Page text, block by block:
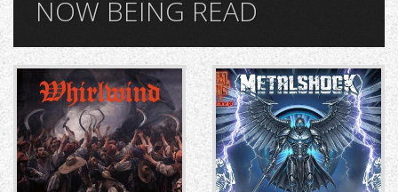
NOW BEING READ